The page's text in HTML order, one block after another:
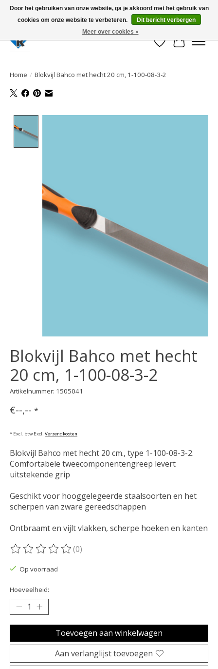
Large selection of products and fast shipping!
Verlanglijst
Home / Blokvijl Bahco met hecht 20 cm, 1-100-08-3-2
Blokvijl Bahco met hecht
20 cm, 1-100-08-3-2
Artikelnummer: 1505041
€--,-- *
* Excl. btw Excl. Verzendkosten
Blokvijl Bahco met hecht 20 cm., type 1-100-08-3-2.
Comfortabele tweecomponentengreep levert
uitstekende grip
Geschikt voor hooggelegeerde staalsoorten en het
scherpen van zware gereedschappen
Ontbraamt en vijlt vlakken, scherpe hoeken en kanten
De beoordeling van dit product is
(0)
Op voorraad
Hoeveelheid:
Toevoegen aan winkelwagen
Aan verlanglijst toevoegen
Door het gebruiken van onze website, ga je akkoord met het gebruik van
cookies om onze website te verbeteren.
Dit bericht verbergen
Meer over cookies »